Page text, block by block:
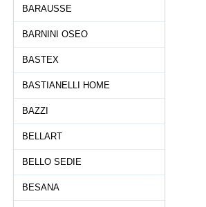
BARAUSSE
BARNINI OSEO
BASTEX
BASTIANELLI HOME
BAZZI
BELLART
BELLO SEDIE
BESANA